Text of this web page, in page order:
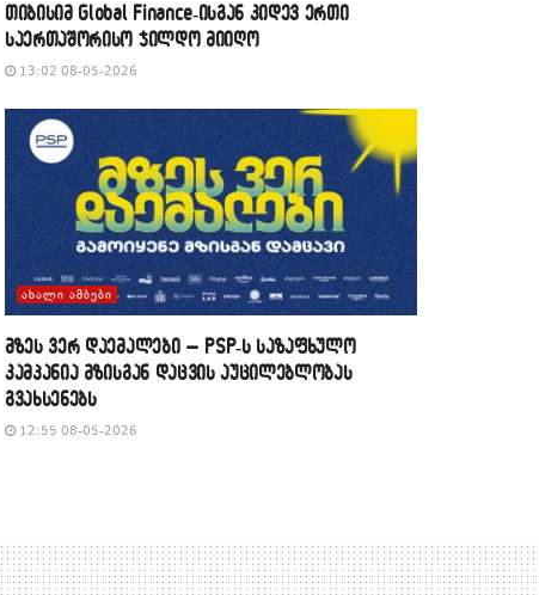
თიბისიმ Global Finance-ისგან კიდევ ერთი
საერთაშორისო ჯილდო მიიღო
13:02 08-05-2026
ᲐᲮᲐᲚᲘ ᲐᲛᲑᲔᲑᲘ
მზეს ვერ დაემალები – PSP-ს საზაფხულო
კამპანია მზისგან დაცვის აუცილებლობას
გვახსენებს
12:55 08-05-2026